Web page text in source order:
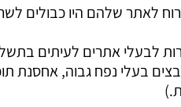
לאתר שלהם היו כבולים
לבעלי אתרים לעיתים
בעלי נפח גבוה, אחסנת